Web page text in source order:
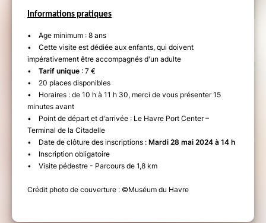
Informations pratiques
• Age minimum : 8 ans
• Cette visite est dédiée aux enfants, qui doivent
impérativement être accompagnés d'un adulte
• Tarif unique : 7 €
• 20 places disponibles
• Horaires : de 10 h à 11 h 30, merci de vous présenter 15
minutes avant
• Point de départ et d'arrivée : Le Havre Port Center –
Terminal de la Citadelle
• Date de clôture des inscriptions : Mardi 28 mai 2024 à 14 h
• Inscription obligatoire
• Visite pédestre - Parcours de 1,8 km
Crédit photo de couverture : ©Muséum du Havre